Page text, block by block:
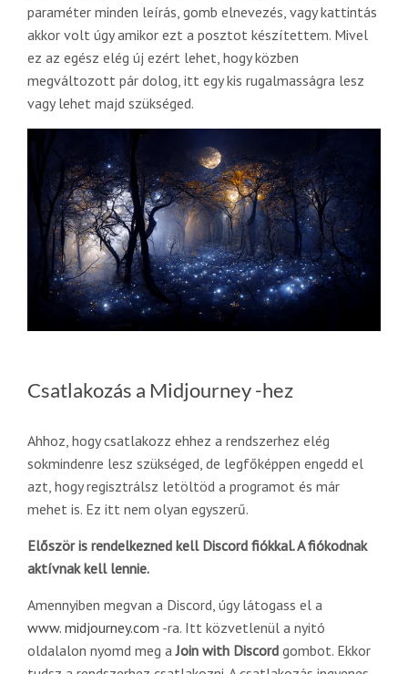
paraméter minden leírás, gomb elnevezés, vagy kattintás
akkor volt úgy amikor ezt a posztot készítettem. Mivel
ez az egész elég új ezért lehet, hogy közben
megváltozott pár dolog, itt egy kis rugalmasságra lesz
vagy lehet majd szükséged.
Csatlakozás a Midjourney -hez
Ahhoz, hogy csatlakozz ehhez a rendszerhez elég
sokmindenre lesz szükséged, de legfőképpen engedd el
azt, hogy regisztrálsz letöltöd a programot és már
mehet is. Ez itt nem olyan egyszerű.
Először is rendelkezned kell Discord fiókkal. A fiókodnak
aktívnak kell lennie.
Amennyiben megvan a Discord, úgy látogass el a
www. midjourney.com -ra. Itt közvetlenül a nyitó
oldalalon nyomd meg aJoin with Discord gombot. Ekkor